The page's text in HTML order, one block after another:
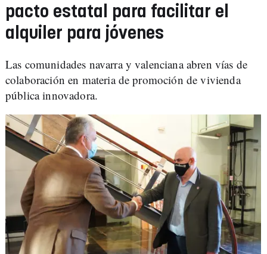
pacto estatal para facilitar el
alquiler para jóvenes
Las comunidades navarra y valenciana abren vías de
colaboración en materia de promoción de vivienda
pública innovadora.